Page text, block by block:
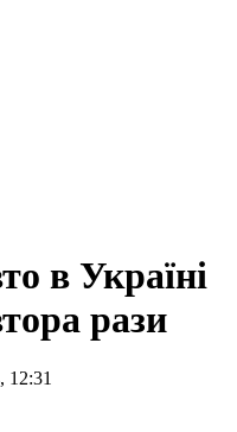
в Україні
рази
12:31